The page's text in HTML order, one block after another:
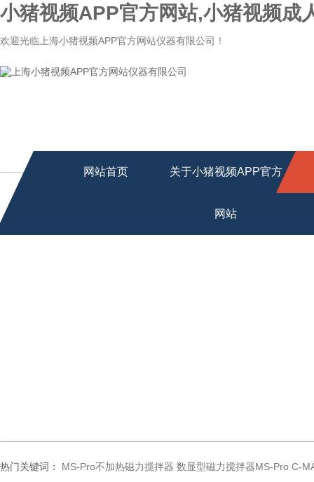
小猪视频APP官方网站,小猪视频成
欢迎光临上海小猪视频APP官方网站仪器有限公司！
网站首页 关于小猪视频APP官方
网站
热门关键词： MS-Pro不加热磁力搅拌器 数显型磁力搅拌器MS-Pro C-